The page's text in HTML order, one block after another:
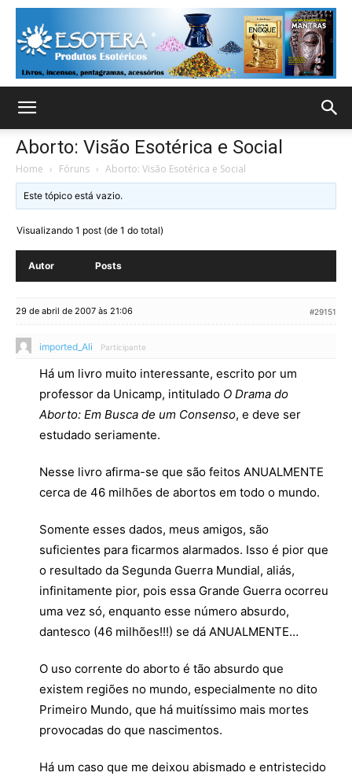
Aborto: Visão Esotérica e Social
Home › Fóruns › Aborto: Visão Esotérica e Social
Este tópico está vazio.
Visualizando 1 post (de 1 do total)
Autor Posts
29 de abril de 2007 às 21:06 #29151
imported_Ali Participante
Há um livro muito interessante, escrito por um
professor da Unicamp, intitulado O Drama do
Aborto: Em Busca de um Consenso, e deve ser
estudado seriamente.
Nesse livro afirma-se que são feitos ANUALMENTE
cerca de 46 milhões de abortos em todo o mundo.
Somente esses dados, meus amigos, são
suficientes para ficarmos alarmados. Isso é pior que
o resultado da Segunda Guerra Mundial, aliás,
infinitamente pior, pois essa Grande Guerra ocorreu
uma vez só, enquanto esse número absurdo,
dantesco (46 milhões!!!) se dá ANUALMENTE…
O uso corrente do aborto é tão absurdo que
existem regiões no mundo, especialmente no dito
Primeiro Mundo, que há muitíssimo mais mortes
provocadas do que nascimentos.
Há um caso que me deixou abismado e entristecido